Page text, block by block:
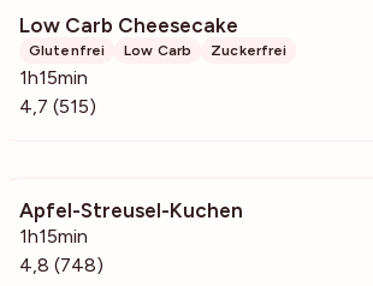
Low Carb Cheesecake
Glutenfrei Low Carb Zuckerfrei
1h15min
4,7 (515)
Apfel-Streusel-Kuchen
1h15min
4,8 (748)